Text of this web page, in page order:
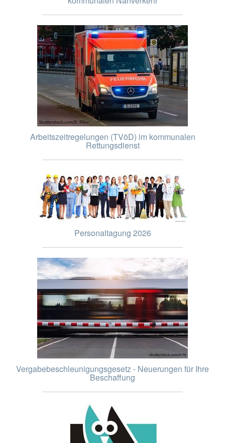
Arbeitszeitregelungen (TVöD) im kommunalen
Rettungsdienst
Personaltagung 2026
Vergabebeschleunigungsgesetz - Neuerungen für Ihre
Beschaffung